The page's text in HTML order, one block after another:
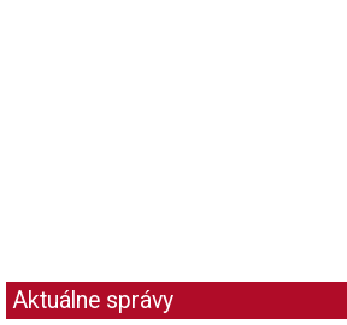
Aktuálne správy